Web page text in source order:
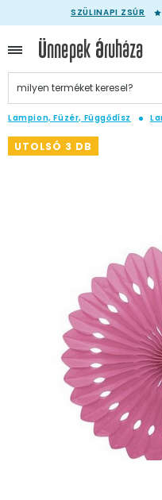
SZÜLINAPI ZSÚR
Lampion, Füzér, Függődísz
UTOLSÓ 3 DB